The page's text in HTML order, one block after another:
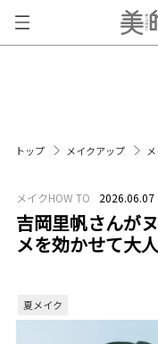
トップ メイクアップ
メイクHOW TO 2026.06.07
吉岡里帆さんが
メを効かせて大
夏メイク